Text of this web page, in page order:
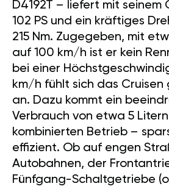
D4192T – liefert mit seinem
102 PS und ein kräftiges
215 Nm. Zugegeben, mit
auf 100 km/h ist er kein
bei einer
km/h fühlt sich das Cruisen
an. Dazu kommt ein
Verbrauch von etwa 5
kombinierten Betrieb –
effizient. Ob auf engen
Autobahnen, der
Fünfgang-Schaltgetriebe